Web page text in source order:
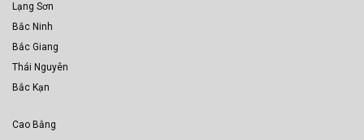
Lạng Sơn
Bắc Ninh
Bắc Giang
Thái Nguyên
Bắc Kạn
Cao Bằng